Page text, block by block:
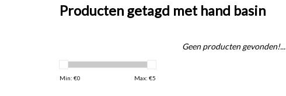
Producten getagd met hand basin
Min: €0 Max: €5
Geen producten gevonden!...